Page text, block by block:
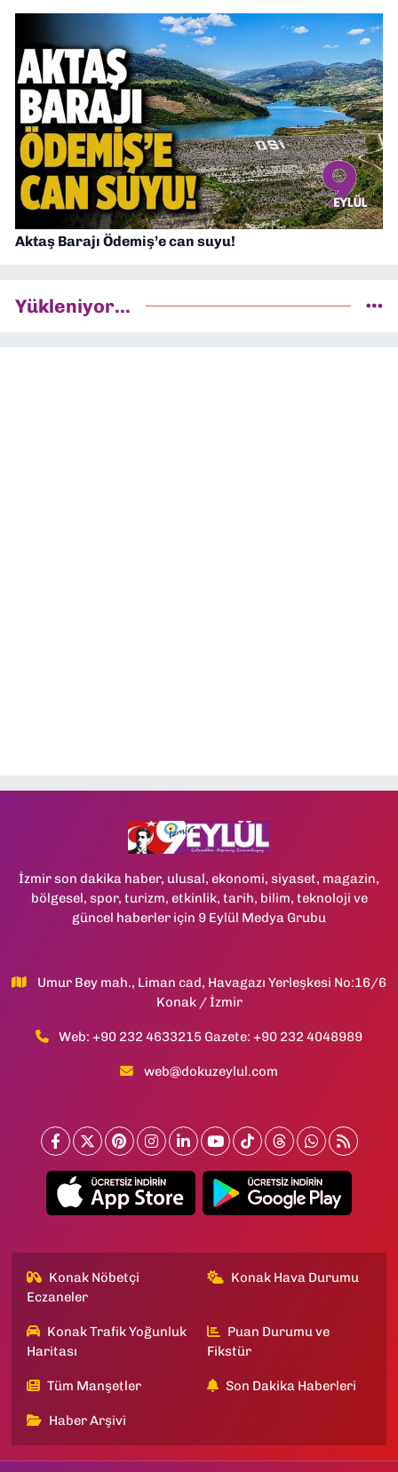
Aktaş Barajı Ödemiş’e can suyu!
Yükleniyor...
İzmir son dakika haber, ulusal, ekonomi, siyaset, magazin,
bölgesel, spor, turizm, etkinlik, tarih, bilim, teknoloji ve
güncel haberler için 9 Eylül Medya Grubu
Umur Bey mah., Liman cad, Havagazı Yerleşkesi No:16/6
Konak / İzmir
Web: +90 232 4633215 Gazete: +90 232 4048989
web@dokuzeylul.com
Konak Nöbetçi
Eczaneler
Konak Hava Durumu
Konak Trafik Yoğunluk
Haritası
Puan Durumu ve
Fikstür
Tüm Manşetler Son Dakika Haberleri
Haber Arşivi